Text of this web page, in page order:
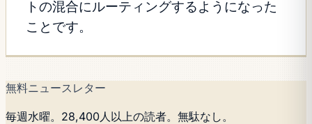
トの混合にルーティングするようになった
ことです。
無料ニュースレター
毎週水曜。28,400人以上の読者。無駄なし。